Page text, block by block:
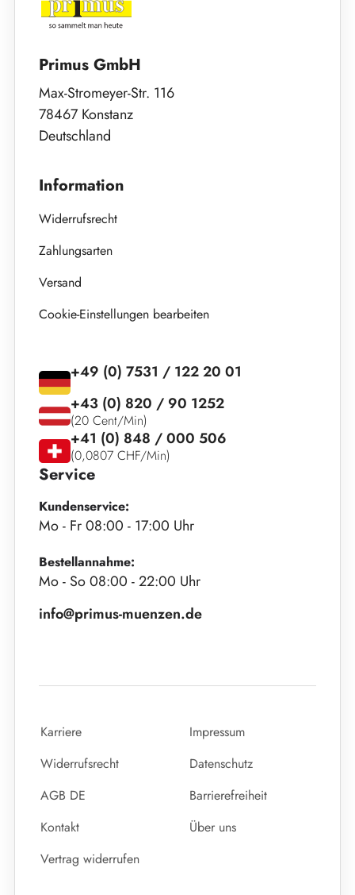
Primus GmbH
Max-Stromeyer-Str. 116
78467 Konstanz
Deutschland
Information
Widerrufsrecht
Zahlungsarten
Versand
Cookie-Einstellungen bearbeiten
Service
Kundenservice:
Mo - Fr 08:00 - 17:00 Uhr
Bestellannahme:
Mo - So 08:00 - 22:00 Uhr
info@primus-muenzen.de
+49 (0) 7531 / 122 20 01
+43 (0) 820 / 90 1252
(20 Cent/Min)
+41 (0) 848 / 000 506
(0,0807 CHF/Min)
Karriere
Impressum
Widerrufsrecht
Datenschutz
AGB DE
Barrierefreiheit
Kontakt
Über uns
Vertrag widerrufen